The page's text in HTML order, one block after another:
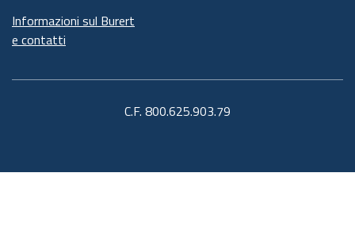
Informazioni sul Burert
e contatti
C.F. 800.625.903.79